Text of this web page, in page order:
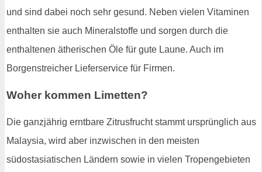
und sind dabei noch sehr gesund. Neben vielen Vitaminen
enthalten sie auch Mineralstoffe und sorgen durch die
enthaltenen ätherischen Öle für gute Laune. Auch im
Borgenstreicher Lieferservice für Firmen.
Woher kommen Limetten?
Die ganzjährig erntbare Zitrusfrucht stammt ursprünglich aus
Malaysia, wird aber inzwischen in den meisten
südostasiatischen Ländern sowie in vielen Tropengebieten